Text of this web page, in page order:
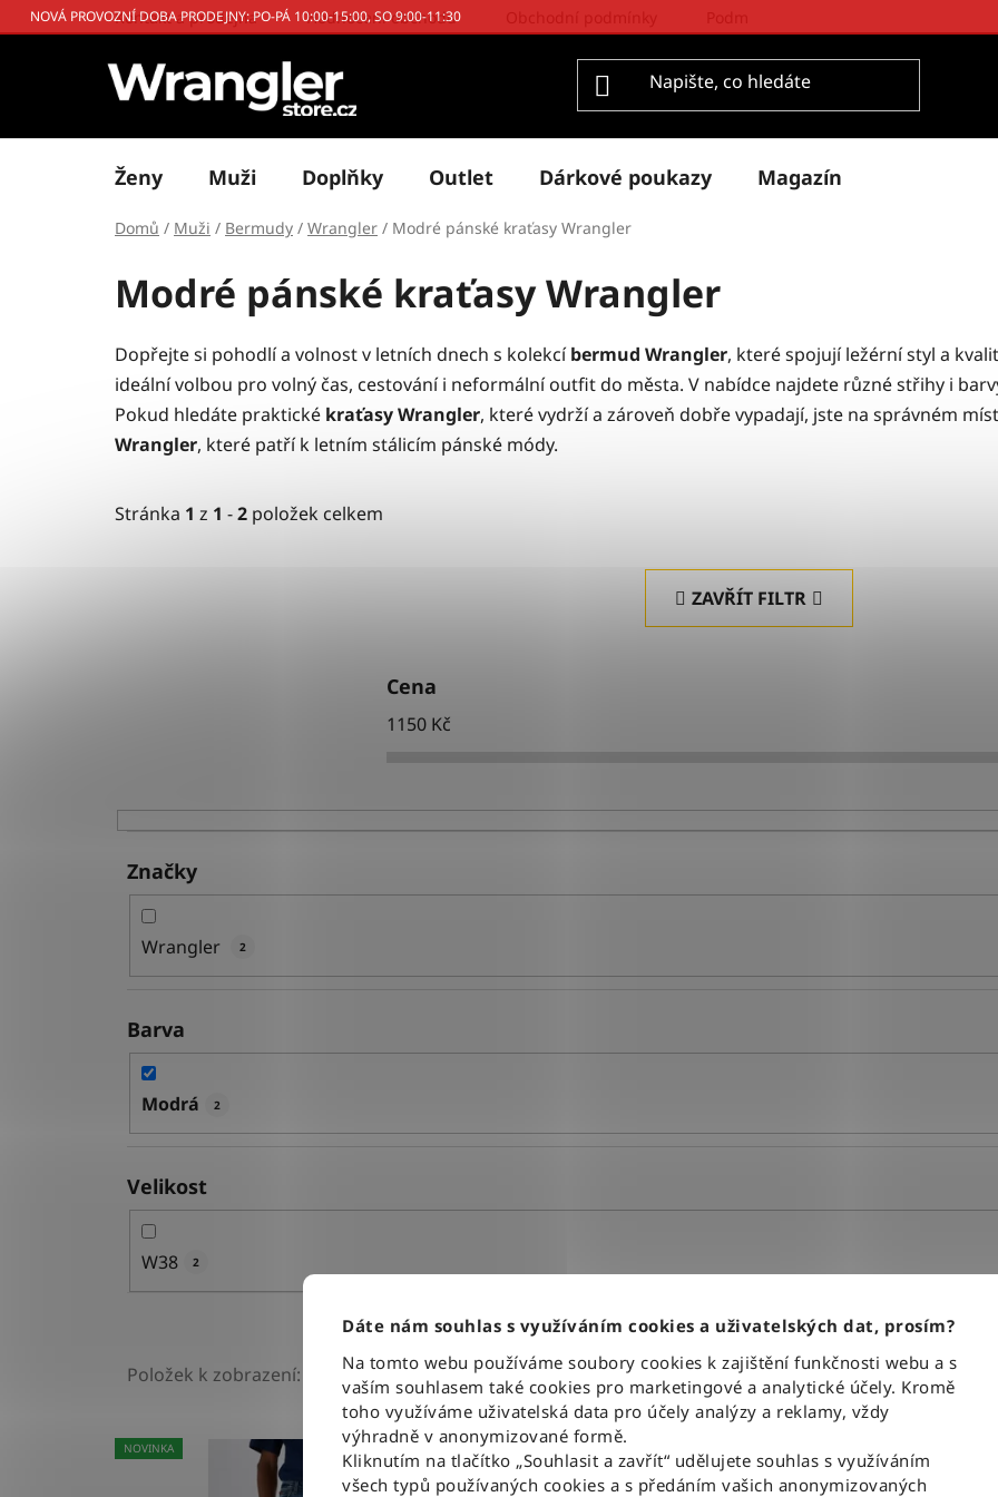
Dáte nám souhlas s využíváním cookies a uživatelských dat, prosím?
Na tomto webu používáme soubory cookies k zajištění funkčnosti webu a s
vaším souhlasem také cookies pro marketingové a analytické účely. Kromě
toho využíváme uživatelská data pro účely analýzy a reklamy, vždy
výhradně v anonymizované formě.
Kliknutím na tlačítko „Souhlasit a zavřít“ udělujete souhlas s využíváním
všech typů používaných cookies a s předáním vašich anonymizovaných
Přejít
na
NOVÁ PROVOZNÍ DOBA PRODEJNY: PO-PÁ 10:00-15:00, SO 9:00-11:30
Kontakt a prodejna Hodnocení obchodu
Ženy Muži Doplňky Outlet Dárkové poukazy Magazín
Domů / Muži / Bermudy / Wrangler / Modré pánské kraťasy Wrangler
Modré pánské kraťasy Wrangler
Dopřejte si pohodlí a volnost v letních dnech s kolekcíbermud Wrangler, které spojují ležérní styl a
ideální volbou pro volný čas, cestování i neformální outfit do města. V nabídce najdete různé střihy i
Pokud hledáte praktické kraťasy Wrangler, které vydrží a zároveň dobře vypadají, jste na správném
Wrangler, které patří k letním stálicím pánské módy.
Stránka 1 z 1 -2 položek celkem
ZAVŘÍT FILTR
Cena
1150 Kč
Značky
Wrangler 2
Barva
Modrá 2
Velikost
W38 2
VYMAZAT FILTRY
Položek k zobrazení:
V
ý
NOVINKA NOVINKA